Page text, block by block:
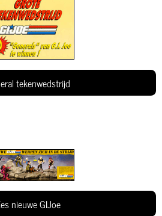
tekenwedstrijd
nieuwe GIJoe